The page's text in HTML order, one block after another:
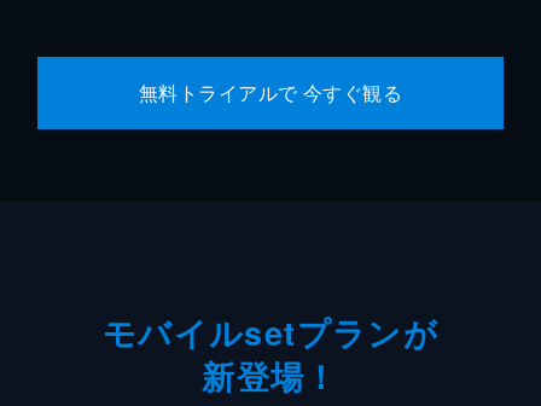
無料トライアルで 今すぐ観る
モバイルsetプランが
新登場！